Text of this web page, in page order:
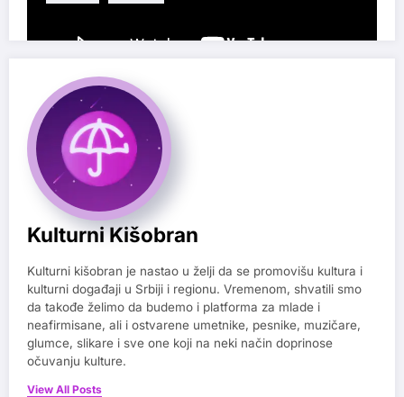
Kulturni Kišobran
Kulturni kišobran je nastao u želji da se promovišu kultura i
kulturni događaji u Srbiji i regionu. Vremenom, shvatili smo
da takođe želimo da budemo i platforma za mlade i
neafirmisane, ali i ostvarene umetnike, pesnike, muzičare,
glumce, slikare i sve one koji na neki način doprinose
očuvanju kulture.
View All Posts